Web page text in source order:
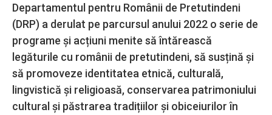
Departamentul pentru Românii de Pretutindeni
(DRP) a derulat pe parcursul anului 2022 o serie de
programe și acțiuni menite să întărească
legăturile cu românii de pretutindeni, să susțină și
să promoveze identitatea etnică, culturală,
lingvistică și religioasă, conservarea patrimoniului
cultural și păstrarea tradițiilor și obiceiurilor în